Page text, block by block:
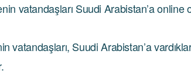
vatandaşları Suudi Arabistan’a online
vatandaşları, Suudi Arabistan’a